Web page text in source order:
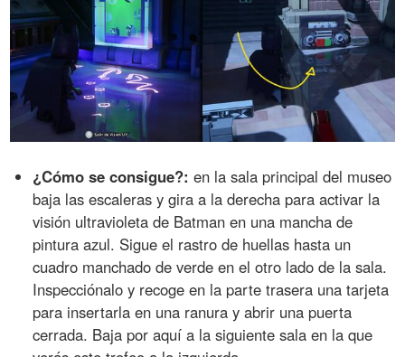
¿Cómo se consigue?: en la sala principal del museo
baja las escaleras y gira a la derecha para activar la
visión ultravioleta de Batman en una mancha de
pintura azul. Sigue el rastro de huellas hasta un
cuadro manchado de verde en el otro lado de la sala.
Inspecciónalo y recoge en la parte trasera una tarjeta
para insertarla en una ranura y abrir una puerta
cerrada. Baja por aquí a la siguiente sala en la que